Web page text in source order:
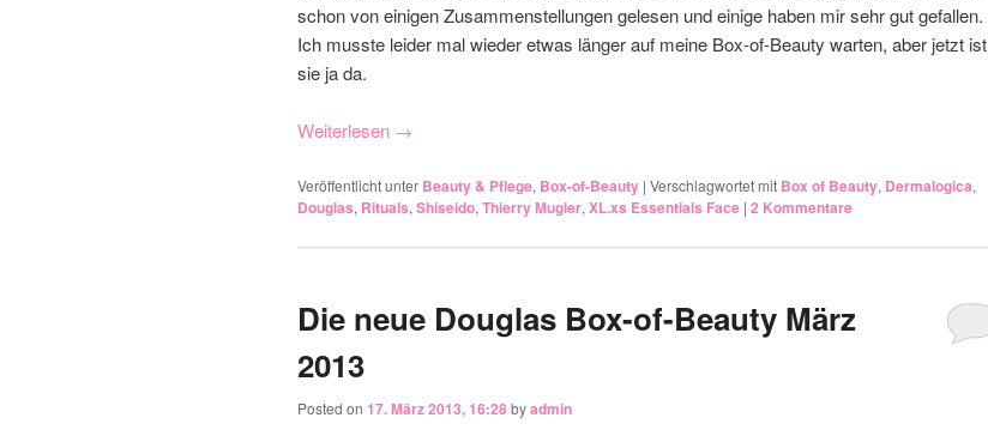
schon von einigen Zusammenstellungen gelesen und einige haben mir sehr gut gefallen.
Ich musste leider mal wieder etwas länger auf meine Box-of-Beauty warten, aber jetzt ist
sie ja da.
Weiterlesen →
Veröffentlicht unter Beauty & Pflege, Box-of-Beauty | Verschlagwortet mit Box of Beauty, Dermalogica,
Douglas, Rituals, Shiseido, Thierry Mugler, XL.xs Essentials Face | 2 Kommentare
Die neue Douglas Box-of-Beauty März
2013
Posted on 17. März 2013, 16:28byadmin